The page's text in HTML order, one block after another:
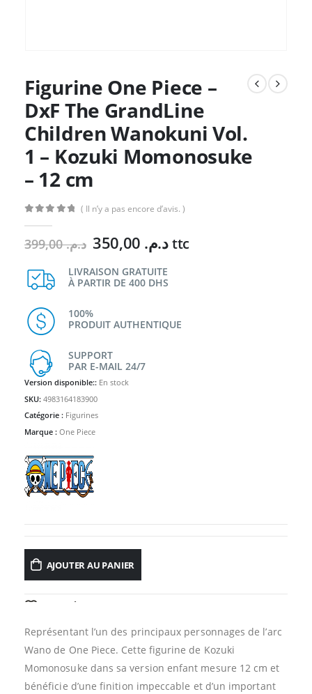
Figurine One Piece –
DxF The GrandLine
Children Wanokuni Vol.
1 – Kozuki Momonosuke
– 12 cm
( Il n’y a pas encore d’avis. )
د.م.399,00 Le
prix
initial
était :
د.م.Le
est :
ttc
LIVRAISON GRATUITE
À PARTIR DE 400 DHS
100%
PRODUIT AUTHENTIQUE
SUPPORT
PAR E-MAIL 24/7
Version disponible:: En stock
SKU: 4983164183900
Catégorie : Figurines
Marque : One Piece
AJOUTER AU PANIER
Représentant l’un des principaux personnages de l’arc
Wano de One Piece. Cette figurine de Kozuki
Momonosuke dans sa version enfant mesure 12 cm et
bénéficie d’une finition impeccable et d’un important